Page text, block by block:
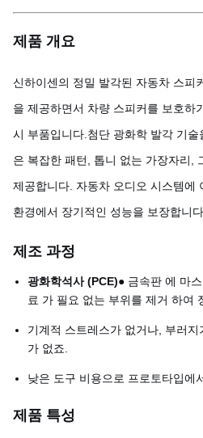
제품 개요
신하이센의 정밀 발각된 자동차 스피
을 제공하면서 차량 스피커를 보호하
시 부품입니다.첨단 광화학 발각 기
은 복잡한 패턴, 톱니 없는 가장자리,
제공합니다. 자동차 오디오 시스템에
환경에서 장기적인 성능을 보장합니다..
제조 과정
광화학석사 (PCE)● 금속판 에 마
료 가 필요 없는 부위를 제거 하여
기계적 스트레스가 없거나, 부러
가 없죠.
낮은 도구 비용으로 프로토타입에
제품 특성